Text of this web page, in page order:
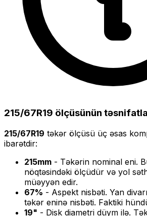
215/67R19 ölçüsünün
215/67R19 təkər ölçüsü üç əsas
ibarətdir:
215mm - Təkərin nominal eni.
nöqtəsindəki ölçüdür və yol
müəyyən edir.
67% - Aspekt nisbəti. Yan
təkər eninə nisbəti. Faktiki
19" - Disk diametri düym ilə.